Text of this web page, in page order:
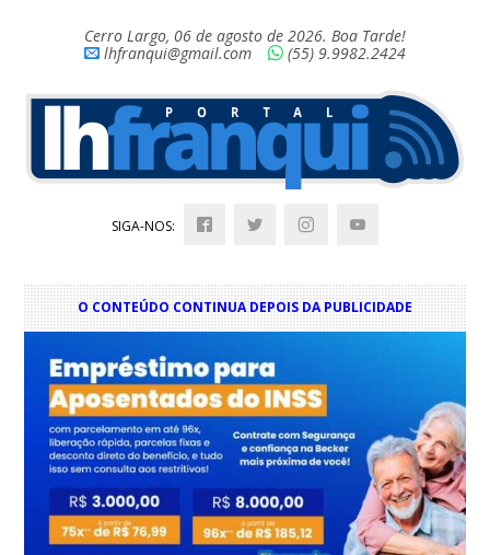
Cerro Largo, 06 de agosto de 2026. Boa Tarde!
lhfranqui@gmail.com
(55) 9.9982.2424
SIGA-NOS:
O CONTEÚDO CONTINUA DEPOIS DA PUBLICIDADE